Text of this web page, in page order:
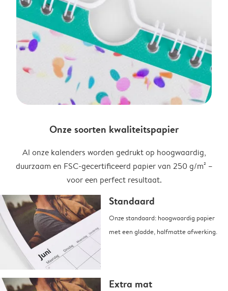
Onze soorten kwaliteitspapier
Al onze kalenders worden gedrukt op hoogwaardig,
duurzaam en FSC-gecertificeerd papier van 250 g/m² –
voor een perfect resultaat.
Standaard
Onze standaard: hoogwaardig papier
met een gladde, halfmatte afwerking.
Extra mat